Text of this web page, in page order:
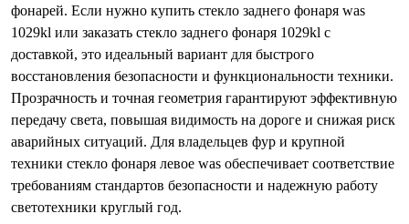
фонарей. Если нужно купить стекло заднего фонаря was
1029kl или заказать стекло заднего фонаря 1029kl с
доставкой, это идеальный вариант для быстрого
восстановления безопасности и функциональности техники.
Прозрачность и точная геометрия гарантируют эффективную
передачу света, повышая видимость на дороге и снижая риск
аварийных ситуаций. Для владельцев фур и крупной
техники стекло фонаря левое was обеспечивает соответствие
требованиям стандартов безопасности и надежную работу
светотехники круглый год.